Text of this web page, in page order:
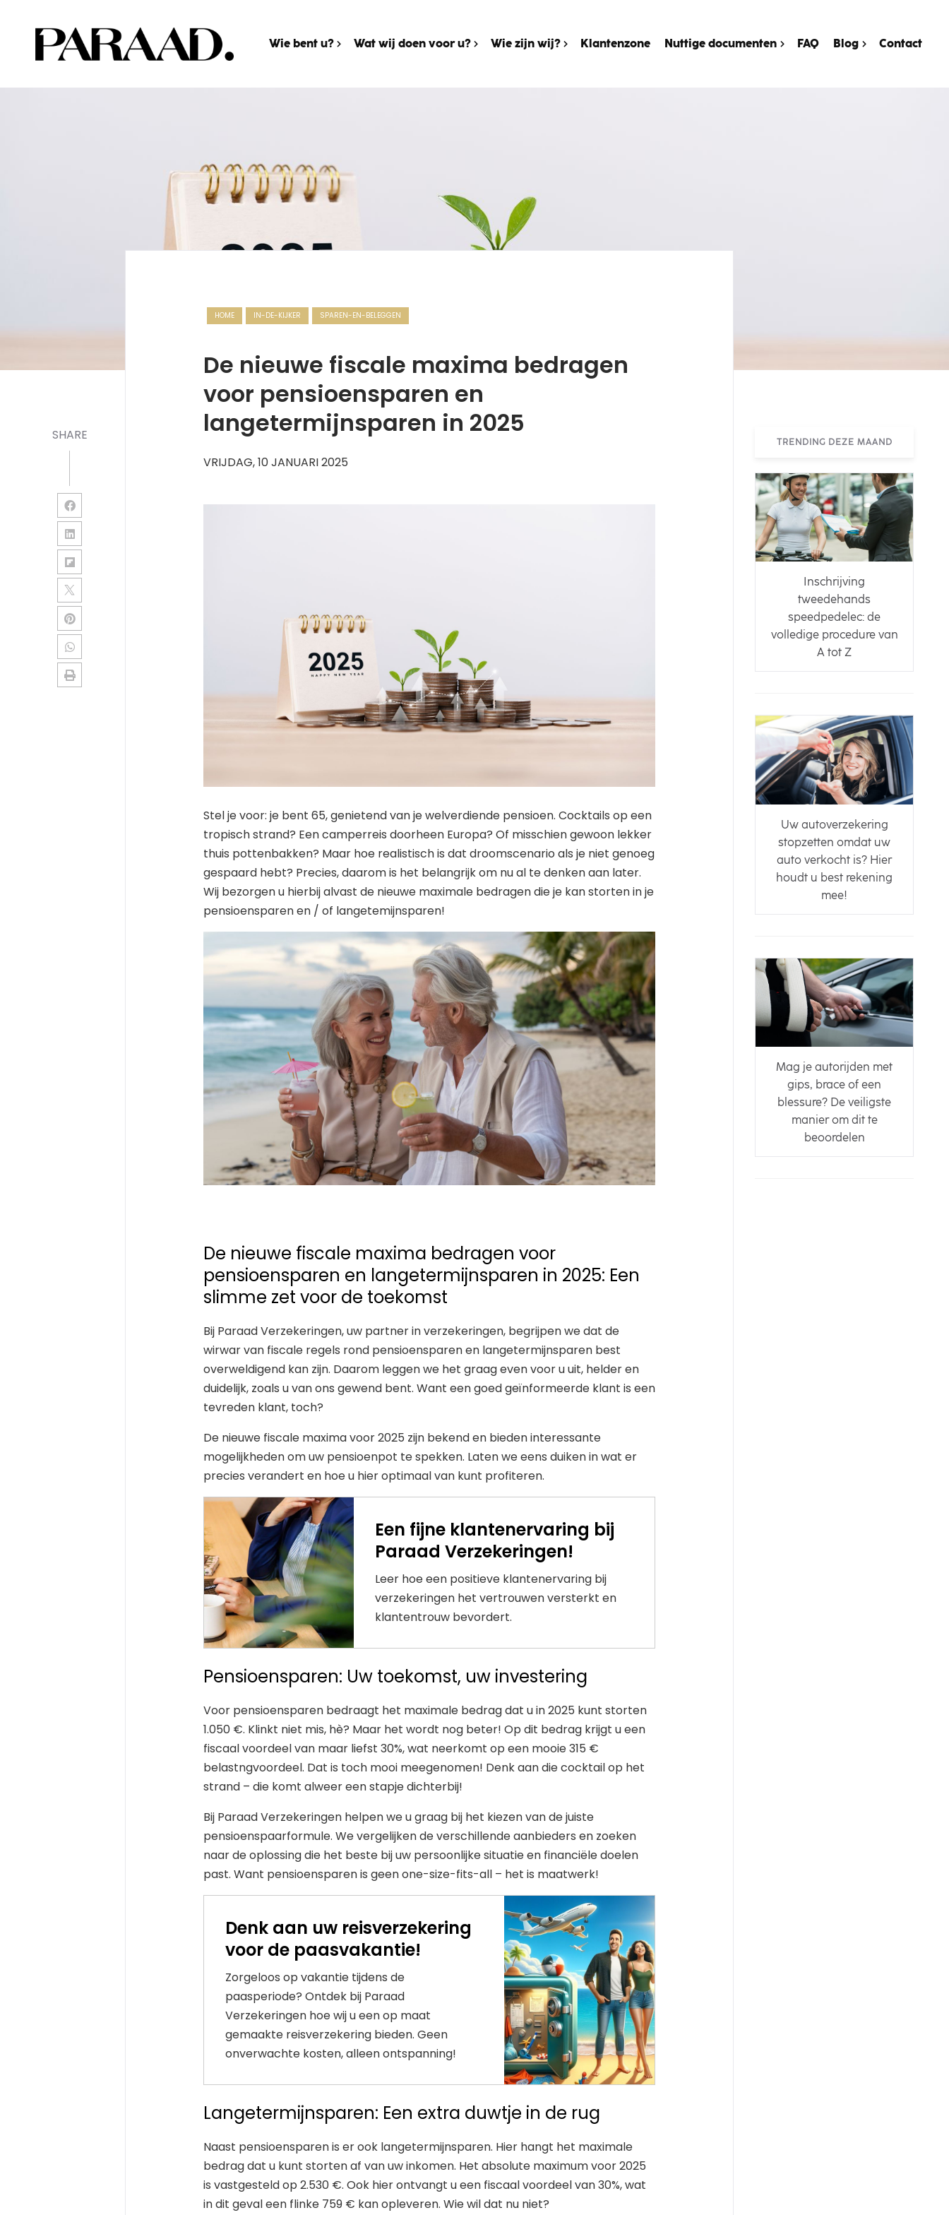
Wie bent u? Wat wij doen voor u? Wie zijn wij? Klantenzone Nuttige documenten FAQ Blog Contact
SHARE
HOME IN-DE-KIJKER SPAREN-EN-BELEGGEN
De nieuwe fiscale maxima bedragen
voor pensioensparen en
langetermijnsparen in 2025
VRIJDAG, 10 JANUARI 2025
Stel je voor: je bent 65, genietend van je welverdiende pensioen. Cocktails op een
tropisch strand? Een camperreis doorheen Europa? Of misschien gewoon lekker
thuis pottenbakken? Maar hoe realistisch is dat droomscenario als je niet genoeg
gespaard hebt? Precies, daarom is het belangrijk om nu al te denken aan later.
Wij bezorgen u hierbij alvast de nieuwe maximale bedragen die je kan storten in je
pensioensparen en / of langetemijnsparen!
De nieuwe fiscale maxima bedragen voor
pensioensparen en langetermijnsparen in 2025: Een
slimme zet voor de toekomst
Bij Paraad Verzekeringen, uw partner in verzekeringen, begrijpen we dat de
wirwar van fiscale regels rond pensioensparen en langetermijnsparen best
overweldigend kan zijn. Daarom leggen we het graag even voor u uit, helder en
duidelijk, zoals u van ons gewend bent. Want een goed geïnformeerde klant is een
tevreden klant, toch?
De nieuwe fiscale maxima voor 2025 zijn bekend en bieden interessante
mogelijkheden om uw pensioenpot te spekken. Laten we eens duiken in wat er
precies verandert en hoe u hier optimaal van kunt profiteren.
Een fijne klantenervaring bij
Paraad Verzekeringen!
Leer hoe een positieve klantenervaring bij
verzekeringen het vertrouwen versterkt en
klantentrouw bevordert.
Pensioensparen: Uw toekomst, uw investering
Voor pensioensparen bedraagt het maximale bedrag dat u in 2025 kunt storten
1.050 €. Klinkt niet mis, hè? Maar het wordt nog beter! Op dit bedrag krijgt u een
fiscaal voordeel van maar liefst 30%, wat neerkomt op een mooie 315 €
belastngvoordeel. Dat is toch mooi meegenomen! Denk aan die cocktail op het
strand – die komt alweer een stapje dichterbij!
Bij Paraad Verzekeringen helpen we u graag bij het kiezen van de juiste
pensioenspaarformule. We vergelijken de verschillende aanbieders en zoeken
naar de oplossing die het beste bij uw persoonlijke situatie en financiële doelen
past. Want pensioensparen is geen one-size-fits-all – het is maatwerk!
Denk aan uw reisverzekering
voor de paasvakantie!
Zorgeloos op vakantie tijdens de
paasperiode? Ontdek bij Paraad
Verzekeringen hoe wij u een op maat
gemaakte reisverzekering bieden. Geen
onverwachte kosten, alleen ontspanning!
Langetermijnsparen: Een extra duwtje in de rug
Naast pensioensparen is er ook langetermijnsparen. Hier hangt het maximale
bedrag dat u kunt storten af van uw inkomen. Het absolute maximum voor 2025
is vastgesteld op 2.530 €. Ook hier ontvangt u een fiscaal voordeel van 30%, wat
in dit geval een flinke 759 € kan opleveren. Wie wil dat nu niet?
TRENDING DEZE MAAND
Inschrijving
tweedehands
speedpedelec: de
volledige procedure van
A tot Z
Uw autoverzekering
stopzetten omdat uw
auto verkocht is? Hier
houdt u best rekening
mee!
Mag je autorijden met
gips, brace of een
blessure? De veiligste
manier om dit te
beoordelen